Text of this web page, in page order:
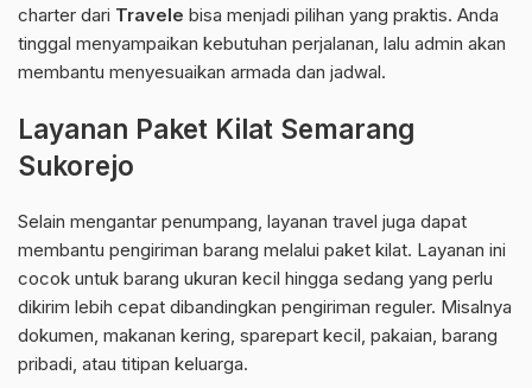
charter dari Travele bisa menjadi pilihan yang praktis. Anda
tinggal menyampaikan kebutuhan perjalanan, lalu admin akan
membantu menyesuaikan armada dan jadwal.
Layanan Paket Kilat Semarang
Sukorejo
Selain mengantar penumpang, layanan travel juga dapat
membantu pengiriman barang melalui paket kilat. Layanan ini
cocok untuk barang ukuran kecil hingga sedang yang perlu
dikirim lebih cepat dibandingkan pengiriman reguler. Misalnya
dokumen, makanan kering, sparepart kecil, pakaian, barang
pribadi, atau titipan keluarga.